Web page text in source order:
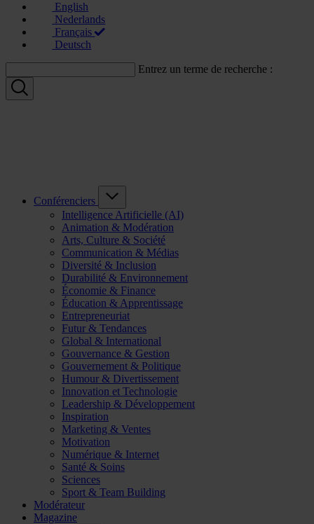
English
Nederlands
Français
Deutsch
Entrez un terme de recherche :
Conférenciers
Intelligence Artificielle (AI)
Animation & Modération
Arts, Culture & Société
Communication & Médias
Diversité & Inclusion
Durabilité & Environnement
Économie & Finance
Éducation & Apprentissage
Entrepreneuriat
Futur & Tendances
Global & International
Gouvernance & Gestion
Gouvernement & Politique
Humour & Divertissement
Innovation et Technologie
Leadership & Développement
Inspiration
Marketing & Ventes
Motivation
Numérique & Internet
Santé & Soins
Sciences
Sport & Team Building
Modérateur
Magazine